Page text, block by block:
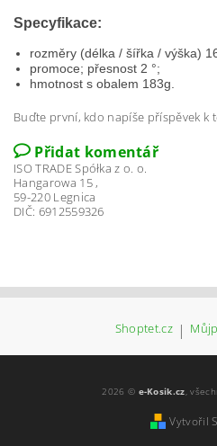
Specyfikace:
rozměry (délka / šířka / výška)
promoce; přesnost 2 °;
hmotnost s obalem 183g.
Buďte první, kdo napíše příspěvek k
Přidat komentář
ISO TRADE Spółka z o. o.
Hangarowa 15 ,
59-220 Legnica
DIČ: 6912559326
Shoptet.cz |
2026 © e-Kosik.cz,
Vytvořil